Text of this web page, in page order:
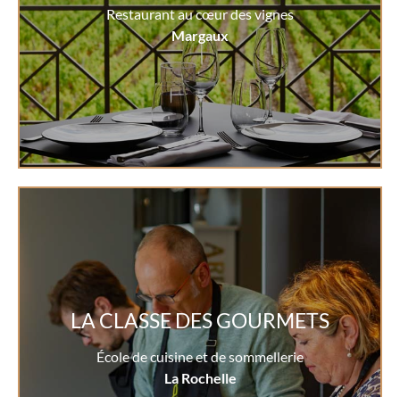
Restaurant au cœur des vignes
Margaux
LA CLASSE DES GOURMETS
École de cuisine et de sommellerie
La Rochelle